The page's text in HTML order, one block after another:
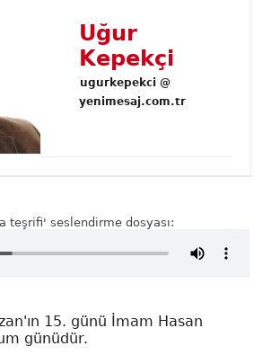
Uğur
Kepekçi
ugurkepekci @
yenimesaj.com.tr
teşrifi' seslendirme dosyası:
15. günü İmam Hasan
günüdür.